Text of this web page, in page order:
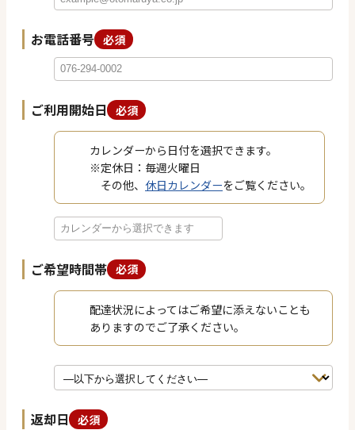
お電話番号 必須
ご利用開始日 必須
カレンダーから日付を選択できます。
※定休日：毎週火曜日
その他、 休日カレンダーをご覧ください。
ご希望時間帯 必須
配達状況によってはご希望に添えないことも
ありますのでご了承ください。
返却日 必須